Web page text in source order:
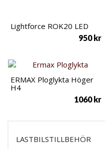
Lightforce ROK20 LED
950kr
ERMAX Ploglykta Höger
H4
1060kr
LASTBILSTILLBEHÖR